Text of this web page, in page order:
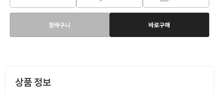
장바구니 바로구매
상품 정보